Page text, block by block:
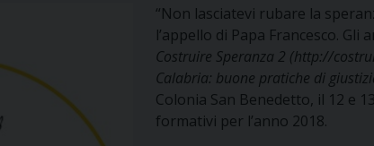
“Non lasciatevi rubare la
l’appello di Papa Francesco.
Costruire Speranza 2 (http://
Calabria: buone pratiche di
Colonia San Benedetto, il 12 e
formativi per l’anno 2018.